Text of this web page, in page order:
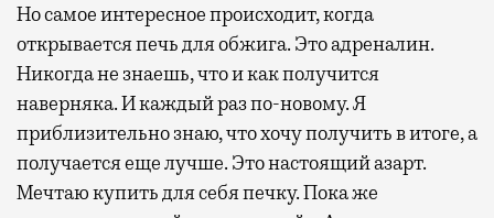
Но самое интересное происходит, когда
открывается печь для обжига. Это адреналин.
Никогда не знаешь, что и как получится
наверняка. И каждый раз по-новому. Я
приблизительно знаю, что хочу получить в итоге, а
получается еще лучше. Это настоящий азарт.
Мечтаю купить для себя печку. Пока же